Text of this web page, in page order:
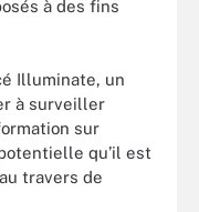
à des fins
Illuminate, un
à surveiller
sur
qu’il est
travers de